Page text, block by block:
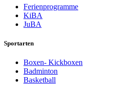
Ferienprogramme
KiBA
JuBA
Sportarten
Boxen- Kickboxen
Badminton
Basketball